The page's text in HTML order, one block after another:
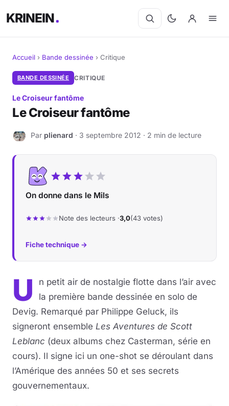
KRINEIN
Cinéma
Séries
Livres
Jeux vidéo
Musique
Sciences & Tech
Forum
Accueil › Bande dessinée › Critique
BANDE DESSINÉE CRITIQUE
Le Croiseur fantôme
Le Croiseur fantôme
P Par plienard · 3 septembre 2012 · 2 min de lecture
On donne dans le Mils
Note des lecteurs ·3,0(43 votes)
Fiche technique →
U
n petit air de nostalgie flotte dans l’air avec
la première bande dessinée en solo de
Devig. Remarqué par Philippe Geluck, ils
signeront ensemble Les Aventures de Scott
Leblanc (deux albums chez Casterman, série en
cours). Il signe ici un one-shot se déroulant dans
l’Amérique des années 50 et ses secrets
gouvernementaux.